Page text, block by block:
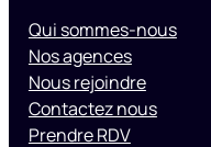
Qui sommes-nous
Nos agences
Nous rejoindre
Contactez nous
Prendre RDV